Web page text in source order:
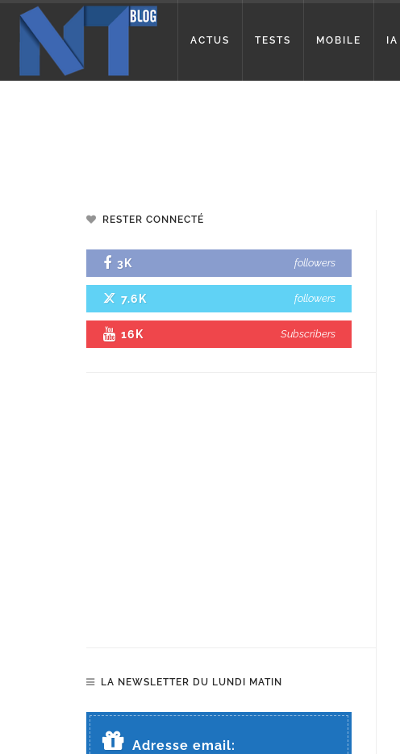
ACTUS TESTS MOBILE IA
RESTER CONNECTÉ
3K followers
7.6K followers
16K Subscribers
LA NEWSLETTER DU LUNDI MATIN
Adresse email: